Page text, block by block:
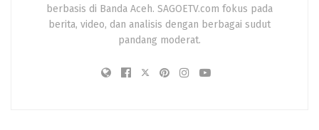
berbasis di Banda Aceh. SAGOETV.com fokus pada
berita, video, dan analisis dengan berbagai sudut
pandang moderat.